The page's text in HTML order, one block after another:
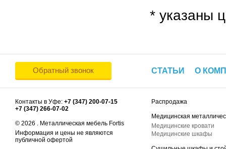
* указаны
Обратный звонок СТАТЬИ О
Контакты в Уфе: +7 (347) 200-07-15
+7 (347) 266-07-02
© 2026 . Металлическая мебель Fortis
Информация и цены не являются
публичной офертой
Распродажа
Медицинская
Медицинские кровати
Медицинские шкафы